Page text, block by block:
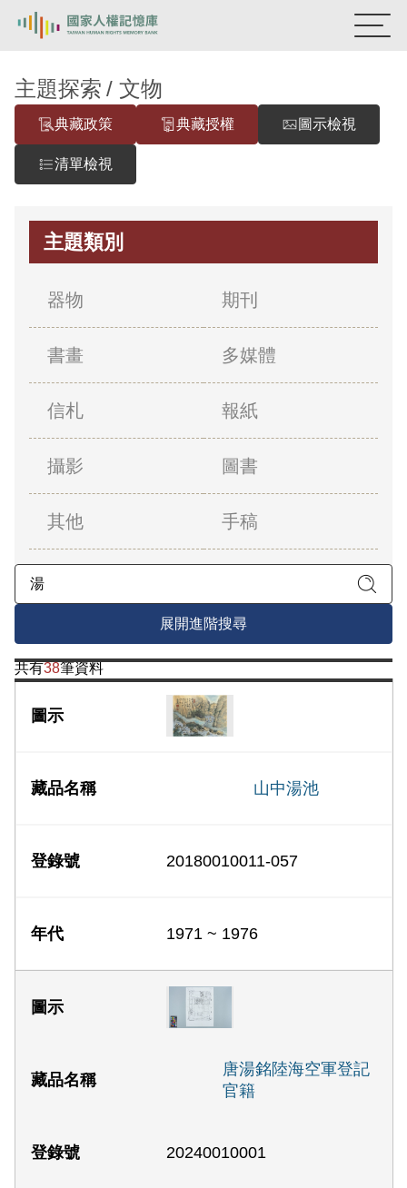
熱門關鍵字：陳孟和 李舜治 鹿窟事件
安康接待室
新生訓導處
蛋殼畫 送物單
背景知識
意見信箱
主題探索 文物
典藏政策 典藏授權 圖示檢視
清單檢視
主題類別
器物 期刊
書畫 多媒體
信札 報紙
攝影 圖書
其他 手稿
展開進階搜尋
共有38筆資料
山中湯池
20180010011-057
1971 ~ 1976
唐湯銘陸海空軍登記
官籍
20240010001